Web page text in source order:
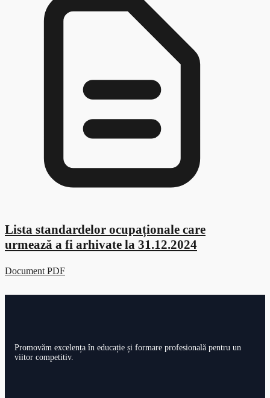
Lista standardelor ocupaționale care
urmează a fi arhivate la 31.12.2024
Document PDF
Promovăm excelența în educație și formare profesională pentru un
viitor competitiv.